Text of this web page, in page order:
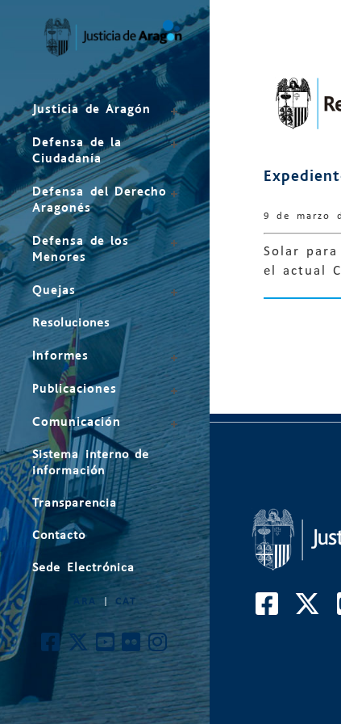
Justicia de Aragón
Defensa de la
Ciudadanía
Defensa del Derecho
Aragonés
Defensa de los
Menores
Quejas
Resoluciones
Informes
Publicaciones
Comunicación
Sistema interno de
información
Transparencia
Contacto
Sede Electrónica
CAT
9 de marzo
Solar
el actual